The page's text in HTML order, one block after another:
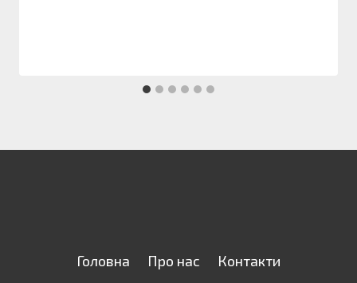
Головна Про нас
Контакти